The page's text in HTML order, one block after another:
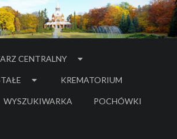
CENTRALNY
KREMATORIUM
WYSZUKIWARKA POCHÓWKI
- LINK DO SERWISU